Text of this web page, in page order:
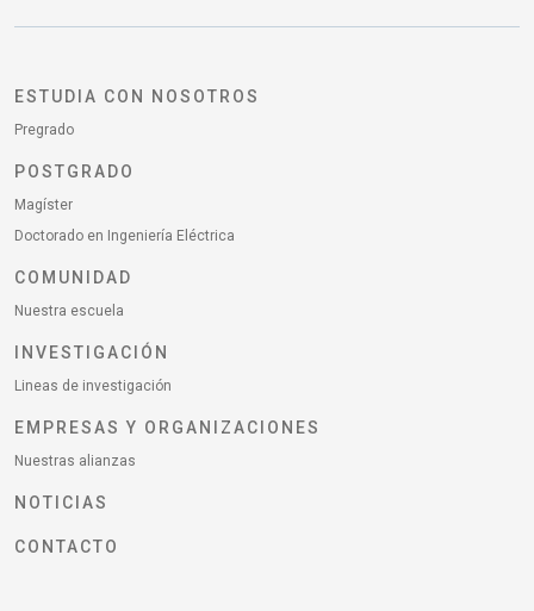
ESTUDIA CON NOSOTROS
Pregrado
POSTGRADO
Magíster
Doctorado en Ingeniería Eléctrica
COMUNIDAD
Nuestra escuela
INVESTIGACIÓN
Lineas de investigación
EMPRESAS Y ORGANIZACIONES
Nuestras alianzas
NOTICIAS
CONTACTO